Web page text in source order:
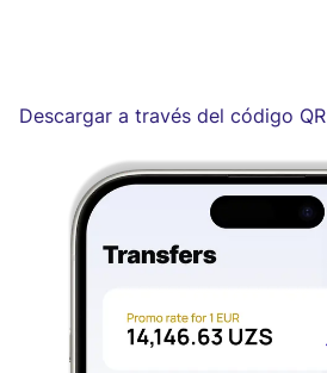
Descargar a través del código QR